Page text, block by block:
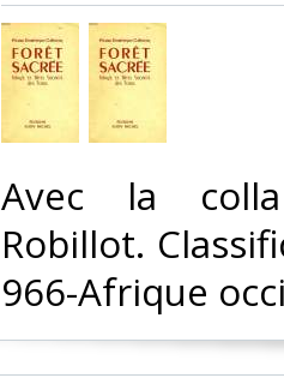
‎Avec la
Robillot.
966-Afrique